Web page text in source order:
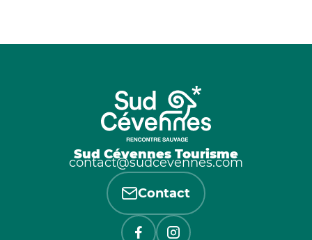
Sud Cévennes Tourisme
contact@sudcevennes.com
Contact